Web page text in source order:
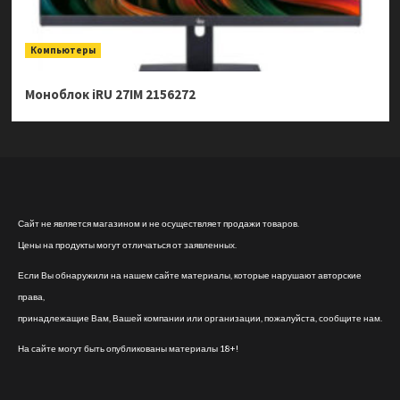
Компьютеры
Моноблок iRU 27IM 2156272
Сайт не является магазином и не осуществляет продажи товаров.
Цены на продукты могут отличаться от заявленных.
Если Вы обнаружили на нашем сайте материалы, которые нарушают авторские
права,
принадлежащие Вам, Вашей компании или организации, пожалуйста, сообщите нам.
На сайте могут быть опубликованы материалы 18+!